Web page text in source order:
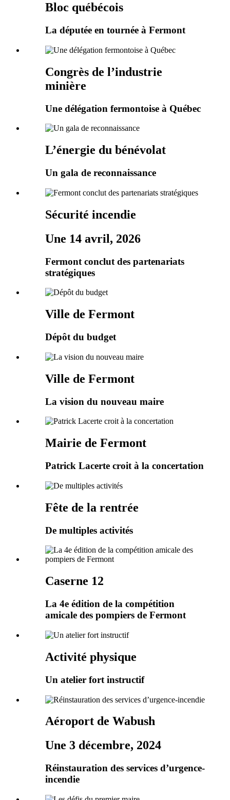
Bloc québécois
La députée en tournée à Fermont
Congrès de l’industrie
minière
Une délégation fermontoise à Québec
L’énergie du bénévolat
Un gala de reconnaissance
Sécurité incendie
Une 14 avril, 2026
Fermont conclut des partenariats
stratégiques
Ville de Fermont
Dépôt du budget
Ville de Fermont
La vision du nouveau maire
Mairie de Fermont
Patrick Lacerte croit à la concertation
Fête de la rentrée
De multiples activités
Caserne 12
La 4e édition de la compétition
amicale des pompiers de Fermont
Activité physique
Un atelier fort instructif
Aéroport de Wabush
Une 3 décembre, 2024
Réinstauration des services d’urgence-
incendie